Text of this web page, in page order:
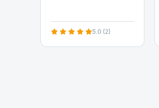
5.0 (2)